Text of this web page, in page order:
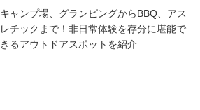
キャンプ場、グランピングからBBQ、アス
レチックまで！非日常体験を存分に堪能で
きるアウトドアスポットを紹介